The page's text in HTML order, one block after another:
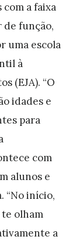
a faixa
de função,
uma escola
à
(EJA). “O
idades e
para
com
alunos e
“No início,
olham
a